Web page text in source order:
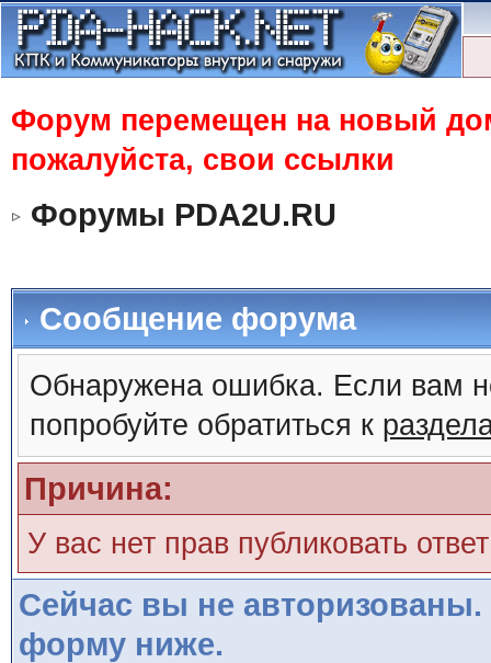
Форум перемещен на новый
пожалуйста, свои ссылки
Форумы PDA2U.RU
Сообщение форума
Обнаружена ошибка. Если вам
попробуйте обратиться к
Причина:
У вас нет прав публиковать
Сейчас вы не авторизованы.
форму ниже.